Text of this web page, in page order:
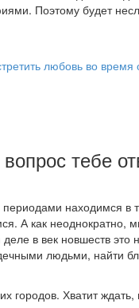
Поэтому будет
любовь во время
тебе
находимся в
А как неоднократно,
в век новшеств это
людьми, найти
городов. Хватит